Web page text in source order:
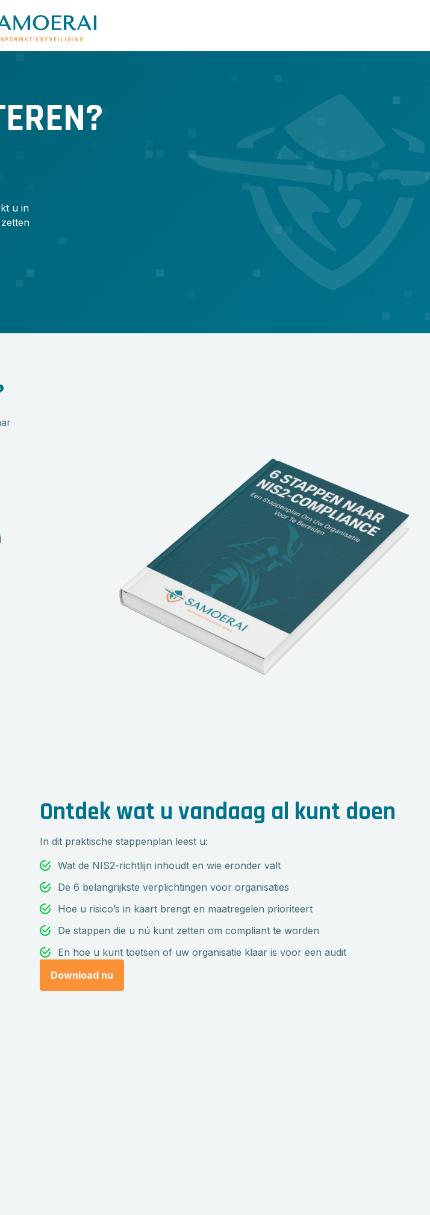
u in
Ontdek wat u vandaag al kunt doen
In dit praktische stappenplan leest u:
Wat de NIS2-richtlijn inhoudt en wie eronder valt
De 6 belangrijkste verplichtingen voor organisaties
Hoe u risico’s in kaart brengt en maatregelen prioriteert
De stappen die u nú kunt zetten om compliant te worden
En hoe u kunt toetsen of uw organisatie klaar is voor een audit
Download nu